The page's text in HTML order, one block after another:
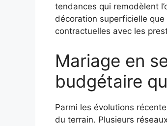
tendances qui remodèlent
décoration superficielle que
contractuelles avec les
Mariage en
budgétaire
Parmi les évolutions
du terrain. Plusieurs